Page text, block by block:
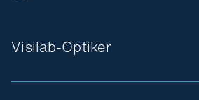
Visilab-Optiker